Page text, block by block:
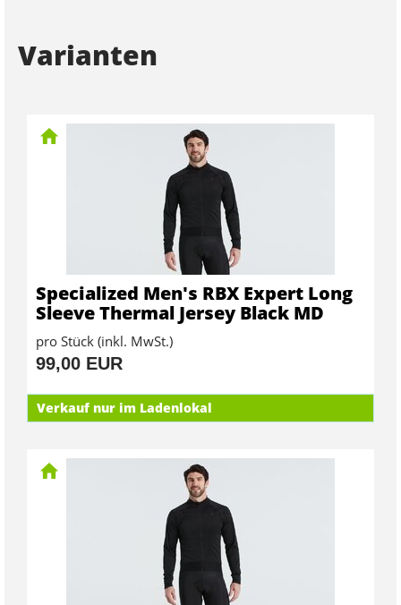
Varianten
Specialized Men's RBX Expert Long
Sleeve Thermal Jersey Black MD
pro Stück (inkl. MwSt.)
99,00 EUR
Verkauf nur im Ladenlokal